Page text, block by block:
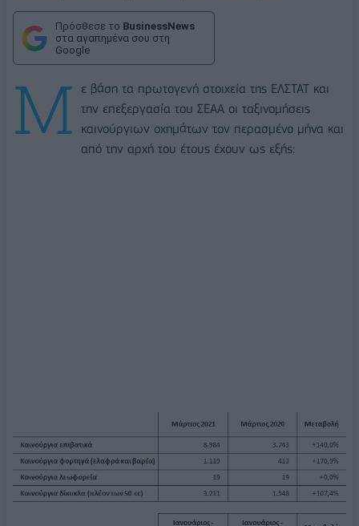
Πρόσθεσε το BusinessNews
στα αγαπημένα σου στη
Google
Μ
ε βάση τα πρωτογενή στοιχεία της ΕΛΣΤΑΤ και
την επεξεργασία του ΣΕΑΑ οι ταξινομήσεις
καινούργιων οχημάτων τον περασμένο μήνα και
από την αρχή του έτους έχουν ως εξής: